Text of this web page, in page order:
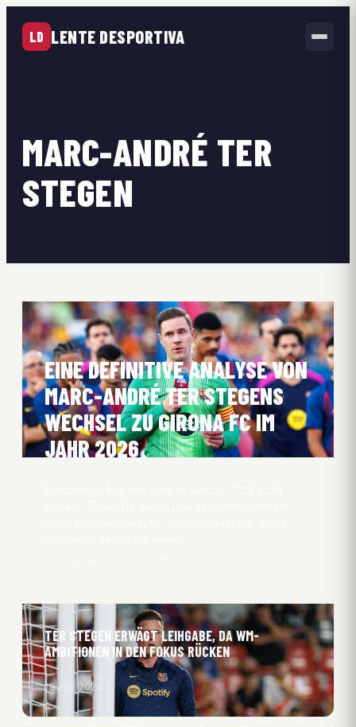
LD LENTE DESPORTIVA
MARC-ANDRÉ TER
STEGEN
EINE DEFINITIVE ANALYSE VON
MARC-ANDRÉ TER STEGENS
WECHSEL ZU GIRONA FC IM
JAHR 2026
TER STEGEN ERWÄGT LEIHGABE, DA WM-
AMBITIONEN IN DEN FOKUS RÜCKEN
19 Jan. 2026